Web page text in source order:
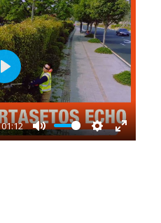
01:12
Mute Settings
Enter
Play